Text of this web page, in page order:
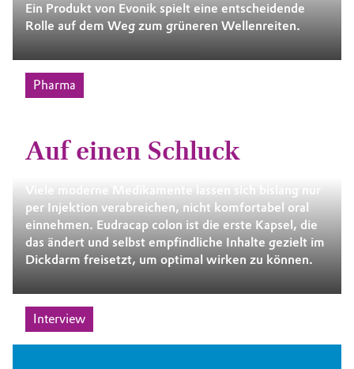
Ein Produkt von Evonik spielt eine ­entscheidende
Rolle auf dem Weg zum grüneren Wellenreiten.
Pharma
Auf einen Schluck
Viele moderne Medikamente lassen sich bislang nur
per Injektion verabreichen, nicht komfortabel oral
einnehmen. Eudracap colon ist die erste Kapsel, die
das ändert und selbst empfindliche Inhalte gezielt im
Dickdarm freisetzt, um optimal wirken zu können.
Interview